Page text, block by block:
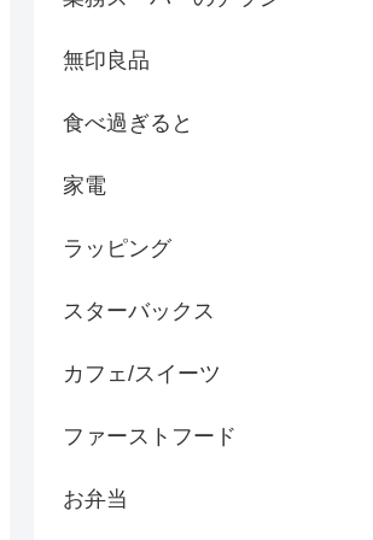
無印良品
食べ過ぎると
家電
ラッピング
スターバックス
カフェ/スイーツ
ファーストフード
お弁当